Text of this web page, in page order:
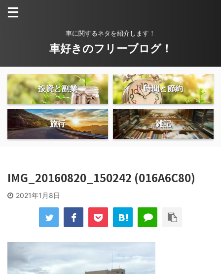
車に関するネタを紹介します！
車好きのフリーブログ！
投資と副業 時間と節約
旅行 雑記
IMG_20160820_150242 (016A6C80)
2021年1月8日